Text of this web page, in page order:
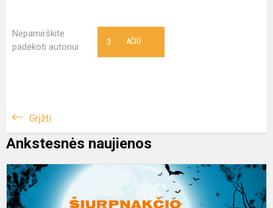
Nepamirškite
padėkoti autoriui
AČIŪ
3
Grįžti
Ankstesnės naujienos